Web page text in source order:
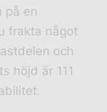
på en
frakta något
och
höjd är 111